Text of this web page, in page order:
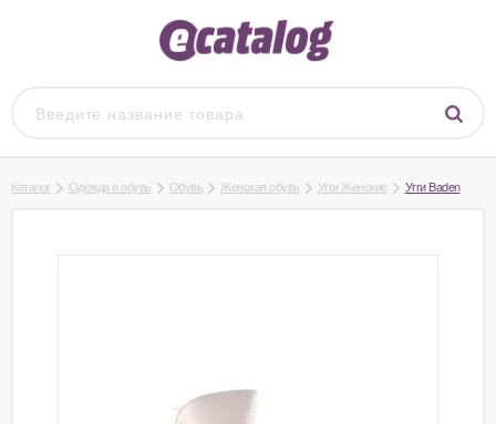
Каталог Одежда и обувь Обувь Женская обувь Угги Женские Угги Baden